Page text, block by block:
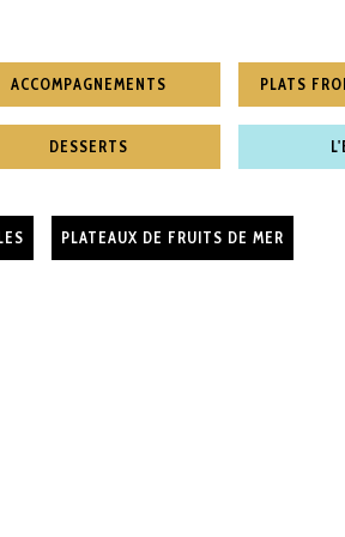
ACCOMPAGNEMENTS PLATS
DESSERTS
PLATEAUX DE FRUITS DE MER